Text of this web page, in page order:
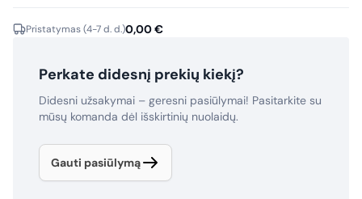
Pristatymas (4-7 d. d.)0,00€
Perkate didesnį prekių kiekį?
Didesni užsakymai – geresni pasiūlymai! Pasitarkite su
mūsų komanda dėl išskirtinių nuolaidų.
Gauti pasiūlymą